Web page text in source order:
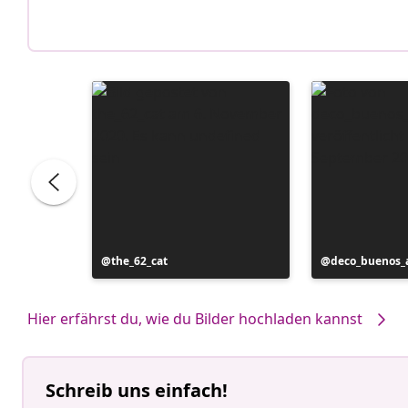
Beitrag
veröffentlicht
the_62_cat
Beitrag
veröffentlicht
Hier erfährst du, wie du Bilder hochladen kannst
Schreib uns einfach!